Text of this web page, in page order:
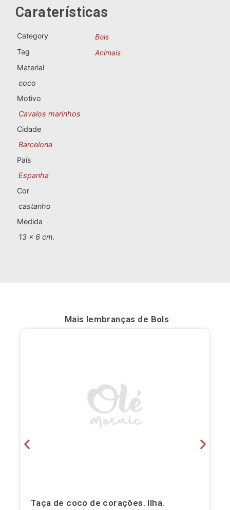
Lembranças de Portugal
A Corunha
Albacete
Almeria
Ávila
Badajoz
Castellón de la Plana
Gijón
Caraterísticas
Category
Bols
Tag
Animais
Material
coco
Motivo
Cavalos marinhos
Cidade
Barcelona
País
Espanha
Cor
castanho
Medida
13 x 6 cm.
Mais lembranças de Bols
Taça de coco de corações. Ilha.